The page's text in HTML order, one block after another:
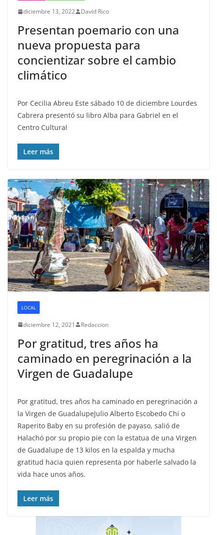
diciembre 13, 2022 David Rico
Presentan poemario con una
nueva propuesta para
concientizar sobre el cambio
climático
Por Cecilia Abreu Este sábado 10 de diciembre Lourdes
Cabrera presentó su libro Alba para Gabriel en el
Centro Cultural
Leer más
LOCAL
diciembre 12, 2021 Redaccion
Por gratitud, tres años ha
caminado en peregrinación a la
Virgen de Guadalupe
Por gratitud, tres años ha caminado en peregrinación a
la Virgen de GuadalupeJulio Alberto Escobedo Chi o
Raperito Baby en su profesión de payaso, salió de
Halachó por su propio pie con la estatua de una Virgen
de Guadalupe de 13 kilos en la espalda y mucha
gratitud hacia quien representa por haberle salvado la
vida hace unos años.
Leer más